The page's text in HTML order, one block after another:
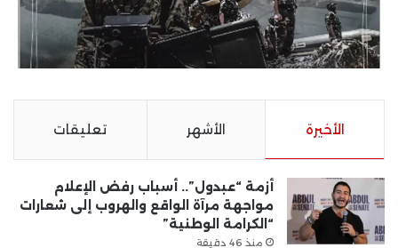
الأخيرة الأشهر تعليقات
أزمة “عبدول”.. أسباب رفض الإعلام
مواجهة مرآة الواقع والهروب إلى شعارات
“الكرامة الوطنية”
منذ 46 دقيقة